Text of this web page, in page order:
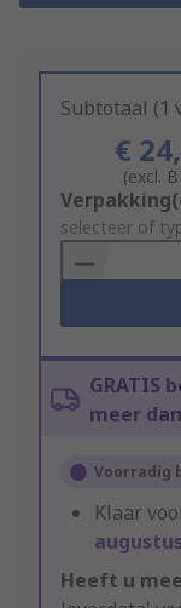
Subtotaal (1
€
(excl.
Add
to
Basket
selecteer of
GRATIS
meer
Voorradig
Klaar
Heeft u